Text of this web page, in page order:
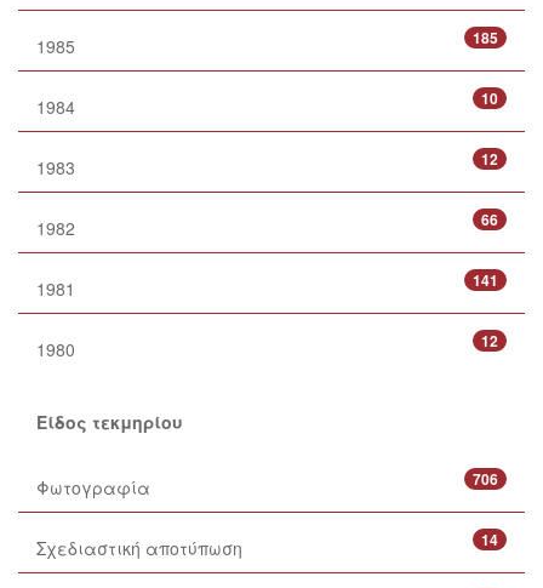
185
1985
10
1984
12
1983
66
1982
141
1981
12
1980
Είδος τεκμηρίου
706
Φωτογραφία
14
Σχεδιαστική αποτύπωση